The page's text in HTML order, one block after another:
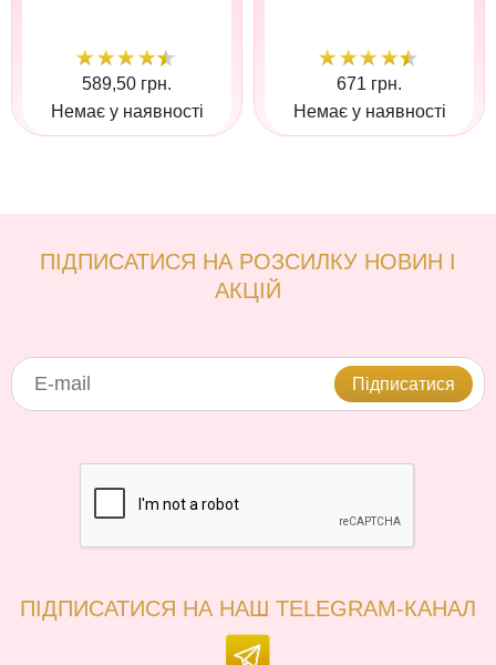
589,50 грн.
Немає у наявності
671 грн.
Немає у наявності
ПІДПИСАТИСЯ НА РОЗСИЛКУ НОВИН І
АКЦІЙ
Підписатися
ПІДПИСАТИСЯ НА НАШ TELEGRAM-КАНАЛ